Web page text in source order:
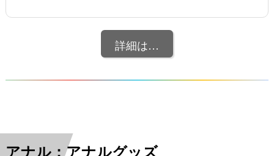
詳細は…
アナル：アナルグッズ